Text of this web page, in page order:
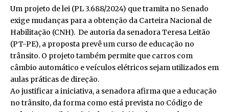
Um projeto de lei (PL 3.688/2024) que tramita no Senado
exige mudanças para a obtenção da Carteira Nacional de
Habilitação (CNH). De autoria da senadora Teresa Leitão
(PT-PE), a proposta prevê um curso de educação no
trânsito. O projeto também permite que carros com
câmbio automático e veículos elétricos sejam utilizados em
aulas práticas de direção.
Ao justificar a iniciativa, a senadora afirma que a educação
no trânsito, da forma como está prevista no Código de